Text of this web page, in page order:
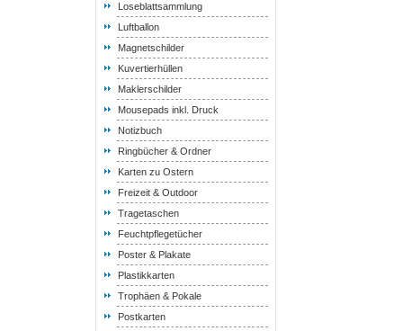
Loseblattsammlung
Luftballon
Magnetschilder
Kuvertierhüllen
Maklerschilder
Mousepads inkl. Druck
Notizbuch
Ringbücher & Ordner
Karten zu Ostern
Freizeit & Outdoor
Tragetaschen
Feuchtpflegetücher
Poster & Plakate
Plastikkarten
Trophäen & Pokale
Postkarten